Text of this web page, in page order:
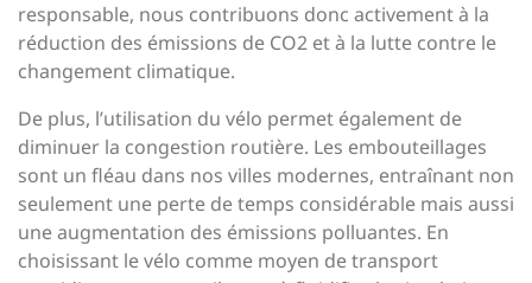
responsable, nous contribuons donc activement à la
réduction des émissions de CO2 et à la lutte contre le
changement climatique.
De plus, l’utilisation du vélo permet également de
diminuer la congestion routière. Les embouteillages
sont un fléau dans nos villes modernes, entraînant non
seulement une perte de temps considérable mais aussi
une augmentation des émissions polluantes. En
choisissant le vélo comme moyen de transport